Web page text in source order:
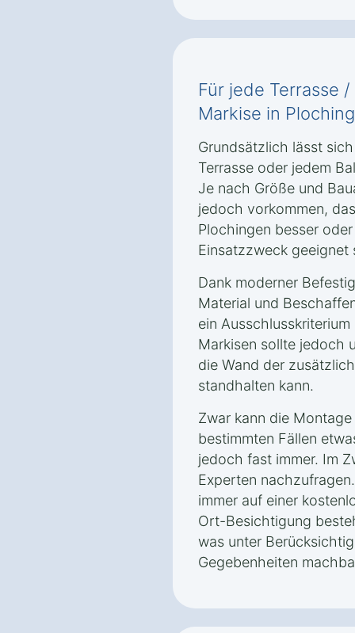
Für jede Terrasse
Markise in
Grundsätzlich lässt
Terrasse oder jedem
Je nach Größe und
jedoch vorkommen,
Plochingen besser
Einsatzzweck geeignet
Dank moderner
Material und
ein
Markisen sollte jedoch
die Wand der
standhalten kann.
Zwar kann die
bestimmten Fällen
jedoch fast immer. Im
Experten
immer auf einer
Ort-Besichtigung
was unter
Gegebenheiten